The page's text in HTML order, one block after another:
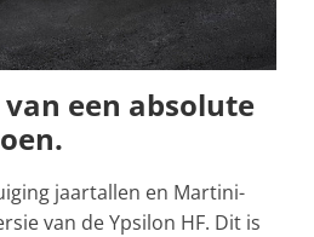
een absolute
jaartallen en Martini-
van de Ypsilon HF. Dit is